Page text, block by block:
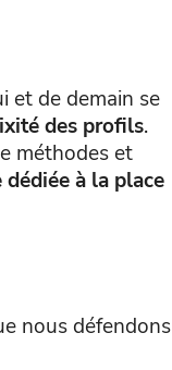
et de demain se
des profils.
méthodes et
à la place
nous défendons